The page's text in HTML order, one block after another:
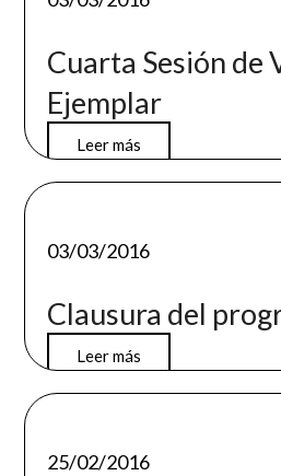
Cuarta Sesión de
Ejemplar
Leer más
03/03/2016
Clausura del
Leer más
25/02/2016